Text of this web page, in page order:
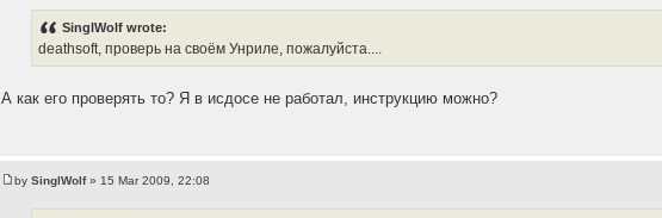
SinglWolf wrote:
deathsoft, проверь на своём Унриле, пожалуйста....
А как его проверять то? Я в исдосе не работал, инструкцию можно?
bySinglWolf» 15 Mar 2009, 22:08